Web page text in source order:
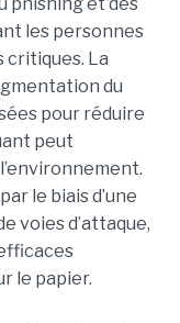
phishing et des
les personnes
critiques. La
du
pour réduire
peut
le biais d’une
voies d’attaque,
le papier.